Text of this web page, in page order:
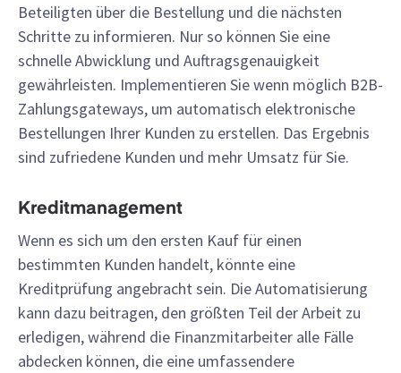
Beteiligten über die Bestellung und die nächsten
Schritte zu informieren. Nur so können Sie eine
schnelle Abwicklung und Auftragsgenauigkeit
gewährleisten. Implementieren Sie wenn möglich B2B-
Zahlungsgateways, um automatisch elektronische
Bestellungen Ihrer Kunden zu erstellen. Das Ergebnis
sind zufriedene Kunden und mehr Umsatz für Sie.
Kreditmanagement
Wenn es sich um den ersten Kauf für einen
bestimmten Kunden handelt, könnte eine
Kreditprüfung angebracht sein. Die Automatisierung
kann dazu beitragen, den größten Teil der Arbeit zu
erledigen, während die Finanzmitarbeiter alle Fälle
abdecken können, die eine umfassendere